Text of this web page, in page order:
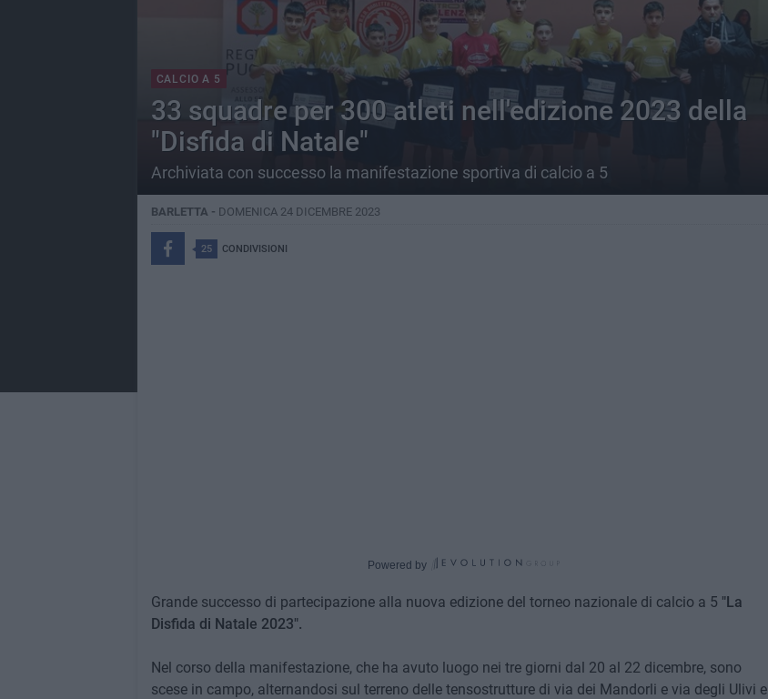
CALCIO A 5
33 squadre per 300 atleti nell'edizione 2023 della
"Disfida di Natale"
Archiviata con successo la manifestazione sportiva di calcio a 5
BARLETTA - DOMENICA 24 DICEMBRE 2023
25 CONDIVISIONI
Powered by
Grande successo di partecipazione alla nuova edizione del torneo nazionale di calcio a 5 "La
Disfida di Natale 2023".
Nel corso della manifestazione, che ha avuto luogo nei tre giorni dal 20 al 22 dicembre, sono
scese in campo, alternandosi sul terreno delle tensostrutture di via dei Mandorli e via degli Ulivi e